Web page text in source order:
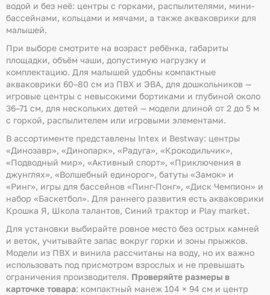
водой и без неё: центры с горками, распылителями, мини-
бассейнами, кольцами и мячами, а также акваковрики для
малышей.
При выборе смотрите на возраст ребёнка, габариты
площадки, объём чаши, допустимую нагрузку и
комплектацию. Для малышей удобны компактные
акваковрики 60–80 см из ПВХ и ЭВА, для дошкольников —
игровые центры с невысокими бортиками и глубиной около
36–71 см, для нескольких детей — модели длиной от 2 до 5 м
с горкой, распылителем или игровыми элементами.
В ассортименте представлены Intex и Bestway: центры
«Динозавр», «Динопарк», «Радуга», «Крокодильчик»,
«Подводный мир», «Активный спорт», «Приключения в
джунглях», «Волшебный единорог», батуты «Замок» и
«Ринг», игры для бассейнов «Пинг-Понг», «Диск Чемпион» и
набор «Баскетбол». Для раннего развития есть акваковрики
Крошка Я, Школа талантов, Синий трактор и Play market.
Для установки выбирайте ровное место без острых камней
и веток, учитывайте запас вокруг горки и зоны прыжков.
Модели из ПВХ и винила рассчитаны на воду, но их важно
использовать под присмотром взрослых и не превышать
ограничения производителя. Проверяйте размеры в
карточке товара: компактный манеж 104 × 94 см и центр